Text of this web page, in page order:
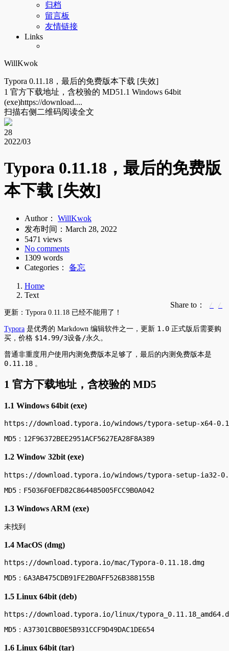
归档
留言板
友情链接
Links
WillKwok
Typora 0.11.18，最后的免费版本下载 [失效]
1 官方下载地址，含校验的 MD51.1 Windows 64bit
(exe)https://download....
扫描右侧二维码阅读全文
28
2022/03
Typora 0.11.18，最后的免费版
本下载 [失效]
Author：
WillKwok
发布时间： March 28, 2022
5471 views
No comments
1309 words
Categories：
备忘
Home
Text
Share to：
更新：Typora 0.11.18 已经不能用了！
Typora 是优秀的 Markdown 编辑软件之一，更新 1.0 正式版后需要购
买，价格 $14.99/3设备/永久 。
普通非重度用户使用内测免费版本足够了，最后的内测免费版本是
0.11.18 。
1 官方下载地址，含校验的 MD5
1.1 Windows 64bit (exe)
https://download.typora.io/windows/typora-setup-x64-
MD5：12F96372BEE2951ACF5627EA28F8A389
1.2 Window 32bit (exe)
https://download.typora.io/windows/typora-setup-ia32-
MD5：F5036F0EFD82C864485005FCC9B0A042
1.3 Windows ARM (exe)
未找到
1.4 MacOS (dmg)
https://download.typora.io/mac/Typora-0.11.18.dmg
MD5：6A3AB475CDB91FE2B0AFF526B388155B
1.5 Linux 64bit (deb)
https://download.typora.io/linux/
MD5：A37301CBB0E5B931CCF9D49DAC1DE654
1.6 Linux 64bit (tar)